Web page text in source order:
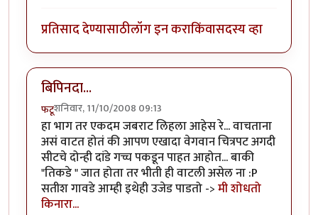
प्रतिसाद देण्यासाठीलॉग इन कराकिंवासदस्य व्हा
बिपिनदा...
फटूशनिवार, 11/10/2008 09:13
हा भाग तर एकदम जबराट लिहला आहेस रे... वाचताना
असं वाटत होतं की आपण एखादा वेगवान चित्रपट अगदी
सीटचे दोन्ही दांडे गच्च पकडून पाहत आहोत... बाकी
"तिकडे " जात होता तर भीती ही वाटली असेल ना :P
सतीश गावडे आम्ही इथेही उजेड पाडतो ->मी शोधतो
किनारा...